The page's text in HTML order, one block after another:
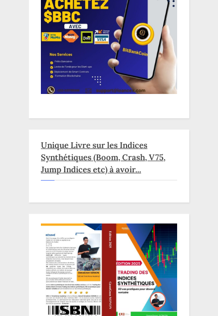
Unique Livre sur les Indices
Synthétiques (Boom, Crash, V75,
Jump Indices etc) à avoir...